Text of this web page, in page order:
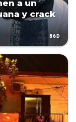
a un
y crack
86D